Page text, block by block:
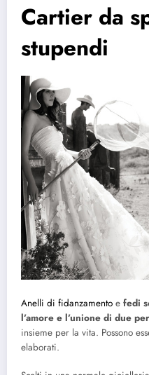
Cartier da
stupendi
Anelli di fidanzamento e fedi
l’amore e l’unione di due
insieme per la vita. Possono
elaborati.